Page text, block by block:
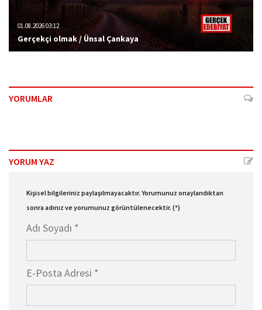
01.08.2026 03:12
Gerçekçi olmak / Ünsal Çankaya
YORUMLAR
YORUM YAZ
Kişisel bilgileriniz paylaşılmayacaktır. Yorumunuz onaylandıktan
sonra adınız ve yorumunuz görüntülenecektir. (*)
Adı Soyadı *
E-Posta Adresi *